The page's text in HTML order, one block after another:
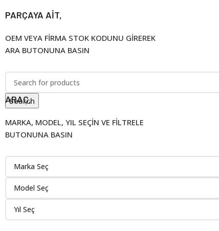
PARÇAYA AİT,
OEM VEYA FİRMA STOK KODUNU GİREREK
ARA BUTONUNA BASIN
Search
ARAÇ,
MARKA, MODEL, YIL SEÇİN VE FİLTRELE
BUTONUNA BASIN